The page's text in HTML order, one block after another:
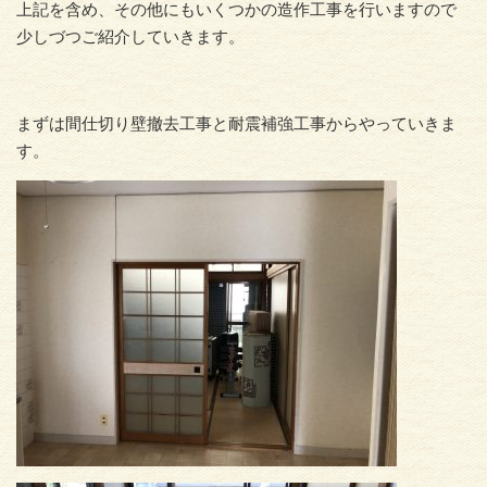
上記を含め、その他にもいくつかの造作工事を行いますので
少しづつご紹介していきます。
まずは間仕切り壁撤去工事と耐震補強工事からやっていきま
す。